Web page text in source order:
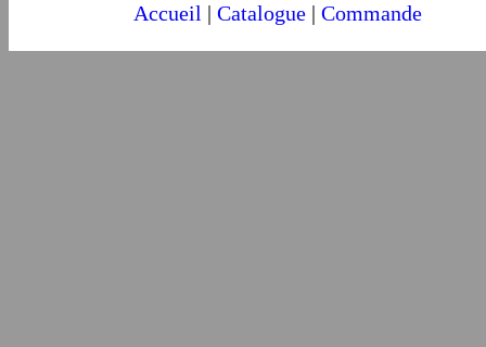
Accueil | Catalogue | Commande